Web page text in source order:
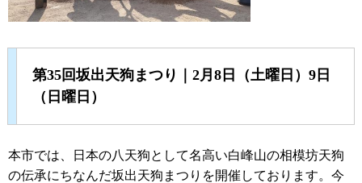
第35回坂出天狗まつり｜2月8日（土曜日）9日
（日曜日）
本市では、日本の八天狗として名高い白峰山の相模坊天狗
の伝承にちなんだ坂出天狗まつりを開催しております。今